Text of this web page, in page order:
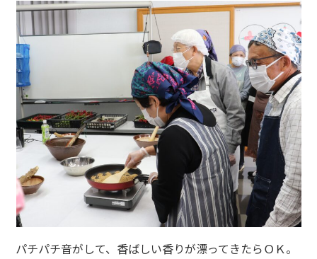
パチパチ音がして、香ばしい香りが漂ってきたらＯＫ。